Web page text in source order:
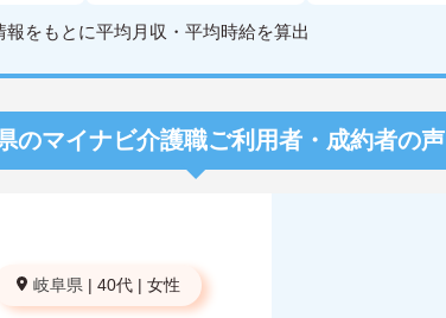
をもとに平均月収・平均時給を算出
のマイナビ介護職ご利用者・成約者の声
岐阜県 | 40代 | 女性